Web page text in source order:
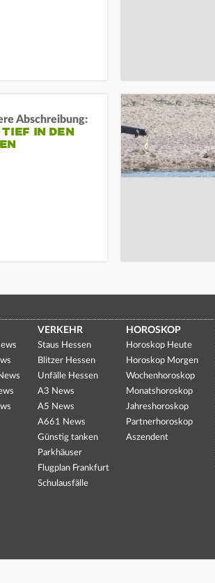
Abschreibung:
TIEF IN DEN
VERKEHR
Staus Hessen
Blitzer Hessen
Unfälle Hessen
A3 News
A5 News
A661 News
Günstig tanken
Parkhäuser
Flugplan Frankfurt
Schulausfälle
HOROSKOP
Horoskop Heute
Horoskop Morgen
Wochenhoroskop
Monatshoroskop
Jahreshoroskop
Partnerhoroskop
Aszendent